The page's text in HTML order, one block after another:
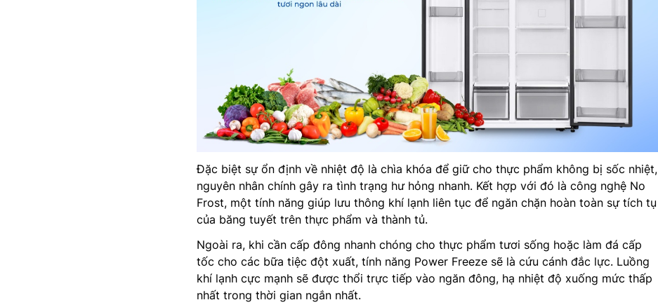
Đặc biệt sự ổn định về nhiệt độ là chìa khóa để giữ cho thực phẩm không bị sốc nhiệt,
nguyên nhân chính gây ra tình trạng hư hỏng nhanh. Kết hợp với đó là công nghệ No
Frost, một tính năng giúp lưu thông khí lạnh liên tục để ngăn chặn hoàn toàn sự tích tụ
của băng tuyết trên thực phẩm và thành tủ.
Ngoài ra, khi cần cấp đông nhanh chóng cho thực phẩm tươi sống hoặc làm đá cấp
tốc cho các bữa tiệc đột xuất, tính năng Power Freeze sẽ là cứu cánh đắc lực. Luồng
khí lạnh cực mạnh sẽ được thổi trực tiếp vào ngăn đông, hạ nhiệt độ xuống mức thấp
nhất trong thời gian ngắn nhất.